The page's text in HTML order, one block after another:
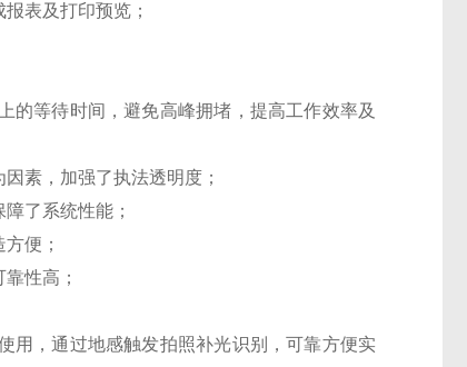
表及打印预览；
等待时间，避免高峰拥堵，提高工作效率及
素，加强了执法透明度；
了系统性能；
便；
性高；
，通过地感触发拍照补光识别，可靠方便实